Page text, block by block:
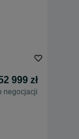
999 zł
negocjacji